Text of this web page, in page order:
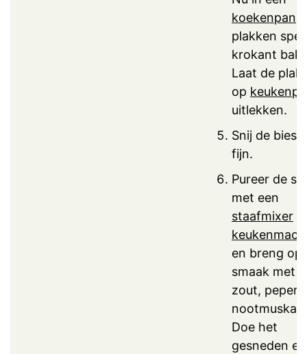
koekenpan
plakken spek
krokant
Laat de
op
uitlekken.
Snij de
fijn.
Pureer de
met een
staafmixer
en breng op
smaak met
zout, peper
Doe het
gesneden en